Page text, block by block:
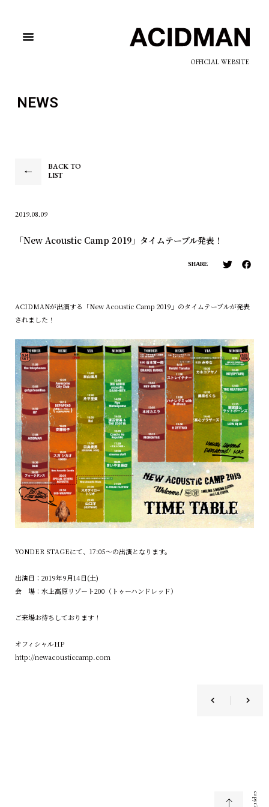
OFFICIAL WEBSITE
NEWS
BACK TO
LIST
2019.08.09
「New Acoustic Camp 2019」タイムテーブル発表！
SHARE
ACIDMANが出演する「New Acoustic Camp 2019」のタイムテーブルが発表
されました！
YONDER STAGEにて、17:05〜の出演となります。
出演日：2019年9月14日(土)
会 場：水上高原リゾート200（トゥーハンドレッド）
ご来場お待ちしております！
オフィシャルHP
http://newacousticcamp.com